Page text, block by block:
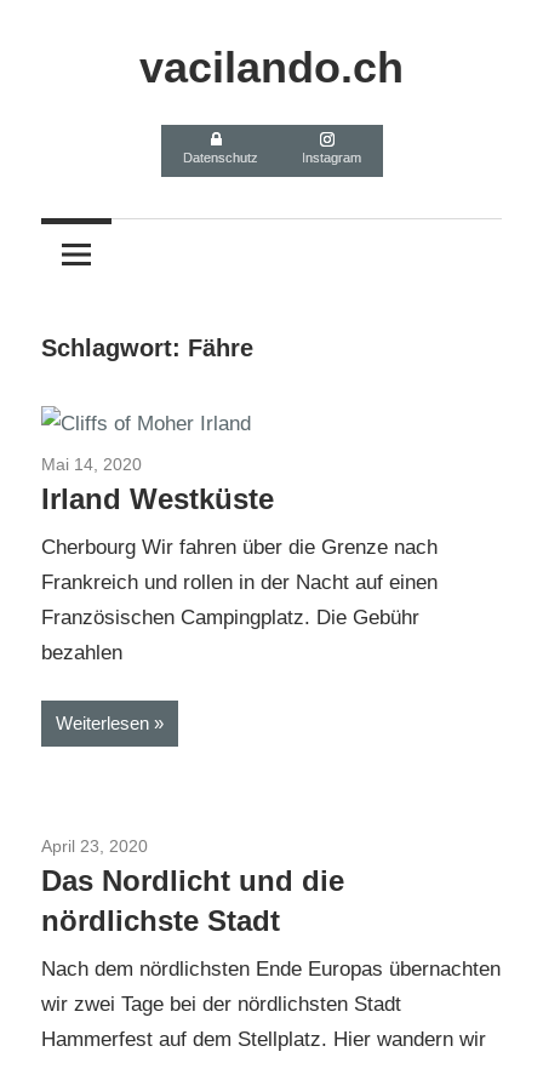
vacilando.ch
Datenschutz Instagram
Schlagwort: Fähre
Mai 14, 2020
Irland Westküste
Cherbourg Wir fahren über die Grenze nach
Frankreich und rollen in der Nacht auf einen
Französischen Campingplatz. Die Gebühr
bezahlen
Weiterlesen
April 23, 2020
Das Nordlicht und die
nördlichste Stadt
Nach dem nördlichsten Ende Europas übernachten
wir zwei Tage bei der nördlichsten Stadt
Hammerfest auf dem Stellplatz. Hier wandern wir